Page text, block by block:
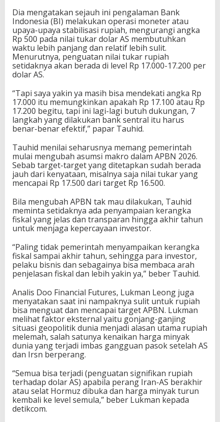
Dia mengatakan sejauh ini pengalaman Bank
Indonesia (BI) melakukan operasi moneter atau
upaya-upaya stabilisasi rupiah, mengurangi angka
Rp 500 pada nilai tukar dolar AS membutuhkan
waktu lebih panjang dan relatif lebih sulit.
Menurutnya, penguatan nilai tukar rupiah
setidaknya akan berada di level Rp 17.000-17.200 per
dolar AS.
“Tapi saya yakin ya masih bisa mendekati angka Rp
17.000 itu memungkinkan apakah Rp 17.100 atau Rp
17.200 begitu, tapi ini lagi-lagi butuh dukungan, 7
langkah yang dilakukan bank sentral itu harus
benar-benar efektif,” papar Tauhid.
Tauhid menilai seharusnya memang pemerintah
mulai mengubah asumsi makro dalam APBN 2026.
Sebab target-target yang ditetapkan sudah berada
jauh dari kenyataan, misalnya saja nilai tukar yang
mencapai Rp 17.500 dari target Rp 16.500.
Bila mengubah APBN tak mau dilakukan, Tauhid
meminta setidaknya ada penyampaian kerangka
fiskal yang jelas dan transparan hingga akhir tahun
untuk menjaga kepercayaan investor.
“Paling tidak pemerintah menyampaikan kerangka
fiskal sampai akhir tahun, sehingga para investor,
pelaku bisnis dan sebagainya bisa membaca arah
penjelasan fiskal dan lebih yakin ya,” beber Tauhid.
Analis Doo Financial Futures, Lukman Leong juga
menyatakan saat ini nampaknya sulit untuk rupiah
bisa menguat dan mencapai target APBN. Lukman
melihat faktor eksternal yaitu gonjang-ganjing
situasi geopolitik dunia menjadi alasan utama rupiah
melemah, salah satunya kenaikan harga minyak
dunia yang terjadi imbas gangguan pasok setelah AS
dan Irsn berperang.
“Semua bisa terjadi (penguatan signifikan rupiah
terhadap dolar AS) apabila perang Iran-AS berakhir
atau selat Hormuz dibuka dan harga minyak turun
kembali ke level semula,” beber Lukman kepada
detikcom.